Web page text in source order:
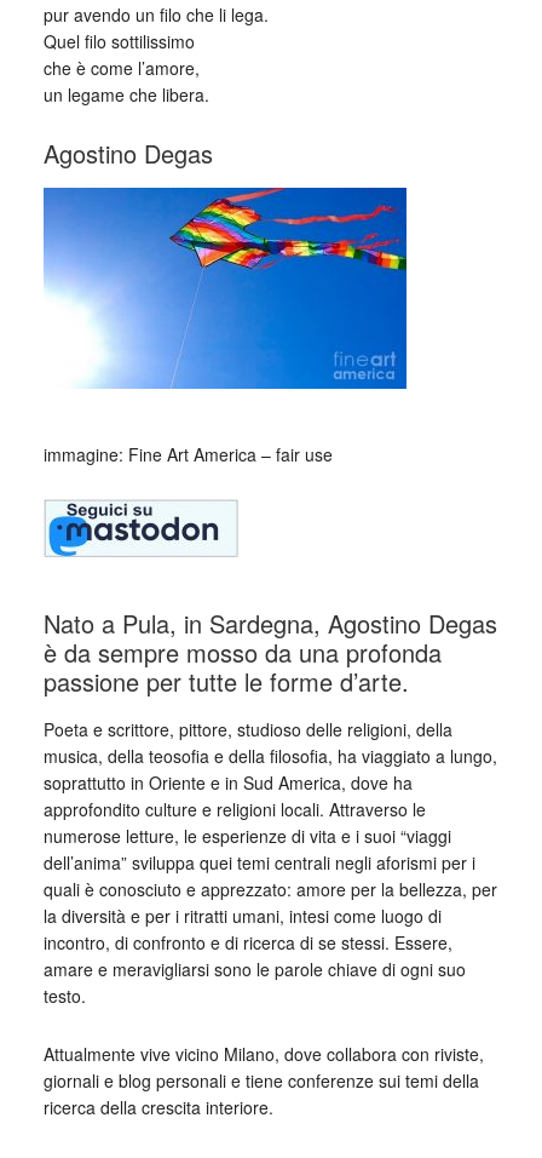
pur avendo un filo che li lega.
Quel filo sottilissimo
che è come l’amore,
un legame che libera.
Agostino Degas
immagine: Fine Art America – fair use
Nato a Pula, in Sardegna, Agostino Degas
è da sempre mosso da una profonda
passione per tutte le forme d’arte.
Poeta e scrittore, pittore, studioso delle religioni, della
musica, della teosofia e della filosofia, ha viaggiato a lungo,
soprattutto in Oriente e in Sud America, dove ha
approfondito culture e religioni locali. Attraverso le
numerose letture, le esperienze di vita e i suoi “viaggi
dell’anima” sviluppa quei temi centrali negli aforismi per i
quali è conosciuto e apprezzato: amore per la bellezza, per
la diversità e per i ritratti umani, intesi come luogo di
incontro, di confronto e di ricerca di se stessi. Essere,
amare e meravigliarsi sono le parole chiave di ogni suo
testo.
Attualmente vive vicino Milano, dove collabora con riviste,
giornali e blog personali e tiene conferenze sui temi della
ricerca della crescita interiore.